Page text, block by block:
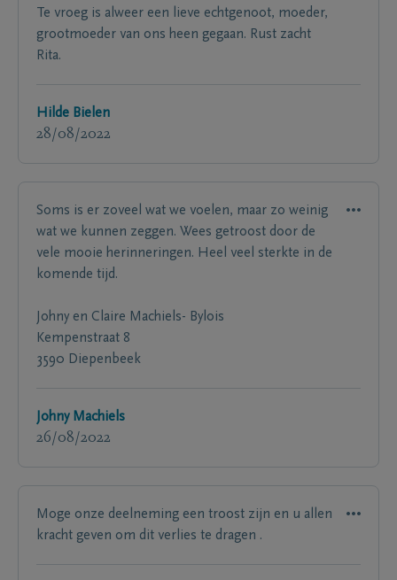
Te vroeg is alweer een lieve echtgenoot, moeder,
grootmoeder van ons heen gegaan. Rust zacht
Rita.
Hilde Bielen
28/08/2022
Soms is er zoveel wat we voelen, maar zo weinig
wat we kunnen zeggen. Wees getroost door de
vele mooie herinneringen. Heel veel sterkte in de
komende tijd.
Johny en Claire Machiels- Bylois
Kempenstraat 8
3590 Diepenbeek
Johny Machiels
26/08/2022
Moge onze deelneming een troost zijn en u allen
kracht geven om dit verlies te dragen .